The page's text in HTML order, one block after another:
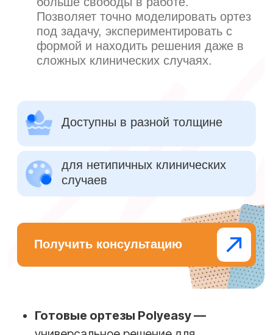
Видео-курс по
ортезированию — в
подарок к заказу
Практические видео с разбором
реальных клинических случаев. С
участием травматолога-ортопеда
с опытом более 20 лет.
При необходимости повторного
моделирования просто разогрейте
материал снова и внесите нужные
изменения. Вы также можете обклеить
тейпами по краям.